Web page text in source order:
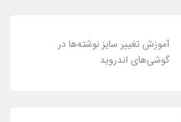
آموزش تغییر سایز نوشته‌ها در
گوشی‌های اندروید